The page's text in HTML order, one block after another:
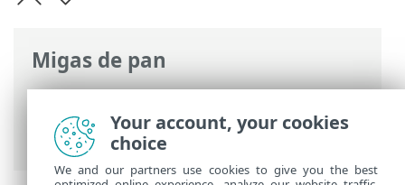
Migas de pan
Ayuda en línea de ESET>ESET Password
Manager
>Trabajar con ESET Password
Manager
> Generar contraseña
Your account, your cookies
choice
We and our partners use cookies to give you the best